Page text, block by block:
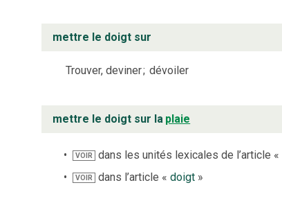
mettre le doigt sur
Trouver, deviner; dévoiler
mettre le doigt sur la plaie
VOIR dans les unités lexicales de l’article «
VOIR dans l’article «doigt »